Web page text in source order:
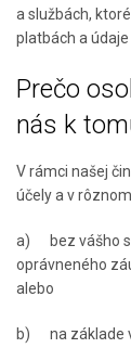
a službách,
platbách a
Prečo
nás k
V rámci našej
účely a v
a) bez vášho
oprávneného
alebo
b) na základe